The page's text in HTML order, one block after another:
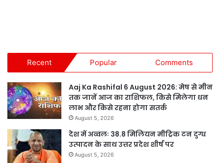
Recent Popular Comments
Aaj Ka Rashifal 6 August 2026: मेष से मीन
तक जानें आज का राशिफल, किसे मिलेगा धन
लाभ और किसे रहना होगा सतर्क
August 5, 2026
देश में अव्वलः 38.8 मिलियन मीट्रिक टन दुग्ध
उत्पादन के साथ उत्तर प्रदेश शीर्ष पर
August 5, 2026